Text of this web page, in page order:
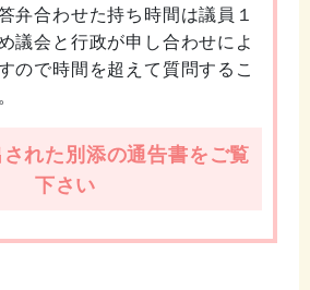
弁合わせた持ち時間は議員１
議会と行政が申し合わせによ
ので時間を超えて質問するこ
れた別添の通告書をご覧
下さい